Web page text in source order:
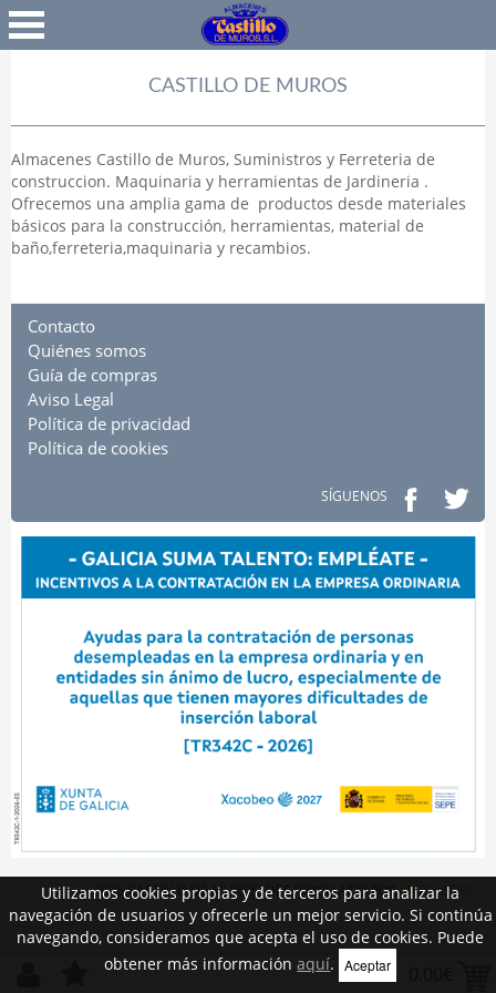
Favoritos
CASTILLO DE MUROS
Almacenes Castillo de Muros, Suministros y Ferreteria de
construccion. Maquinaria y herramientas de Jardineria .
Ofrecemos una amplia gama de productos desde materiales
básicos para la construcción, herramientas, material de
baño,ferreteria,maquinaria y recambios.
Contacto
Quiénes somos
Guía de compras
Aviso Legal
Política de privacidad
Política de cookies
SÍGUENOS
2026 CASTILLO DE MUROS. DESARROLLADO PORMEIGASOFT
Utilizamos cookies propias y de terceros para analizar la
navegación de usuarios y ofrecerle un mejor servicio. Si continúa
navegando, consideramos que acepta el uso de cookies. Puede
obtener más informaciónaquí. Aceptar